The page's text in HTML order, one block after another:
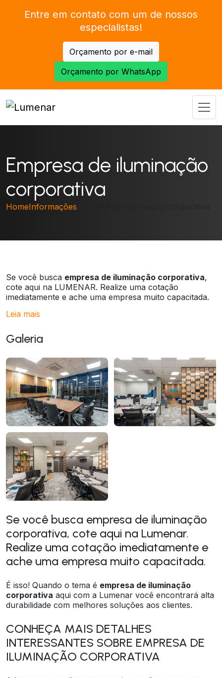
Entre em contato com um de nossos
especialistas!
Orçamento por e-mail
Orçamento por WhatsApp
Empresa de iluminação
corporativa
HomeInformações
Se você busca empresa de iluminação corporativa,
cote aqui na LUMENAR. Realize uma cotação
imediatamente e ache uma empresa muito capacitada.
Leia mais
Galeria
Se você busca empresa de iluminação
corporativa, cote aqui na Lumenar.
Realize uma cotação imediatamente e
ache uma empresa muito capacitada.
É isso! Quando o tema é empresa de iluminação
corporativa aqui com a Lumenar você encontrará alta
durabilidade com melhores soluções aos clientes.
CONHEÇA MAIS DETALHES
INTERESSANTES SOBRE EMPRESA DE
ILUMINAÇÃO CORPORATIVA